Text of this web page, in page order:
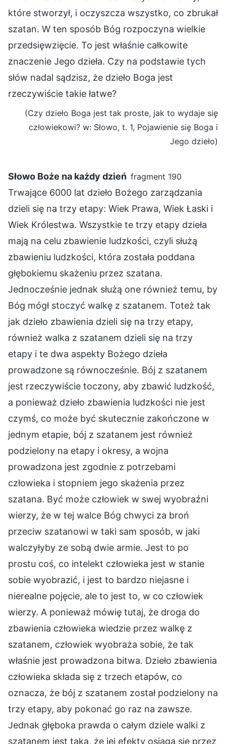
które stworzył, i oczyszcza wszystko, co zbrukał
szatan. W ten sposób Bóg rozpoczyna wielkie
przedsięwzięcie. To jest właśnie całkowite
znaczenie Jego dzieła. Czy na podstawie tych
słów nadal sądzisz, że dzieło Boga jest
rzeczywiście takie łatwe?
(Czy dzieło Boga jest tak proste, jak to wydaje się
człowiekowi? w: Słowo, t. 1, Pojawienie się Boga i
Jego dzieło)
Słowo Boże na każdy dzień fragment 190
Trwające 6000 lat dzieło Bożego zarządzania
dzieli się na trzy etapy: Wiek Prawa, Wiek Łaski i
Wiek Królestwa. Wszystkie te trzy etapy dzieła
mają na celu zbawienie ludzkości, czyli służą
zbawieniu ludzkości, która została poddana
głębokiemu skażeniu przez szatana.
Jednocześnie jednak służą one również temu, by
Bóg mógł stoczyć walkę z szatanem. Toteż tak
jak dzieło zbawienia dzieli się na trzy etapy,
również walka z szatanem dzieli się na trzy
etapy i te dwa aspekty Bożego dzieła
prowadzone są równocześnie. Bój z szatanem
jest rzeczywiście toczony, aby zbawić ludzkość,
a ponieważ dzieło zbawienia ludzkości nie jest
czymś, co może być skutecznie zakończone w
jednym etapie, bój z szatanem jest również
podzielony na etapy i okresy, a wojna
prowadzona jest zgodnie z potrzebami
człowieka i stopniem jego skażenia przez
szatana. Być może człowiek w swej wyobraźni
wierzy, że w tej walce Bóg chwyci za broń
przeciw szatanowi w taki sam sposób, w jaki
walczyłyby ze sobą dwie armie. Jest to po
prostu coś, co intelekt człowieka jest w stanie
sobie wyobrazić, i jest to bardzo niejasne i
nierealne pojęcie, ale to jest to, w co człowiek
wierzy. A ponieważ mówię tutaj, że droga do
zbawienia człowieka wiedzie przez walkę z
szatanem, człowiek wyobraża sobie, że tak
właśnie jest prowadzona bitwa. Dzieło zbawienia
człowieka składa się z trzech etapów, co
oznacza, że bój z szatanem został podzielony na
trzy etapy, aby pokonać go raz na zawsze.
Jednak głęboka prawda o całym dziele walki z
szatanem jest taka, że jej efekty osiąga się przez